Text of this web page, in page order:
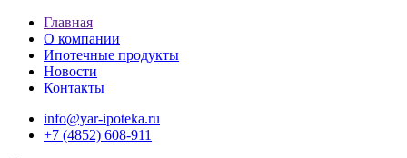
Главная
О компании
Ипотечные продукты
Новости
Контакты
info@yar-ipoteka.ru
+7 (4852) 608-911